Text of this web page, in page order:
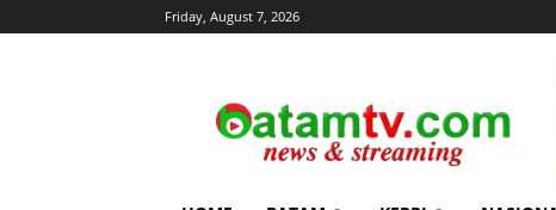
Friday, August 7, 2026
&
streaming